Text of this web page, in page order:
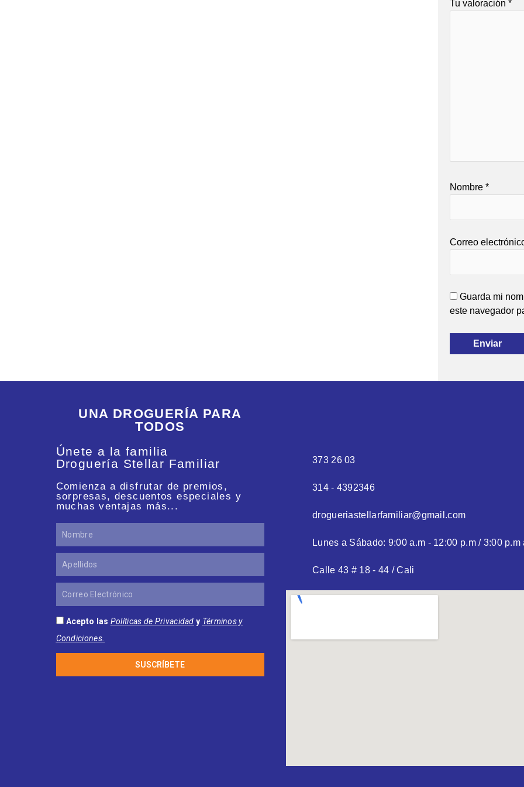
Tu valoración *
Nombre *
Correo
Guarda mi
este navegador
UNA DROGUERÍA PARA
TODOS
Únete a la familia
Droguería Stellar Familiar
Comienza a disfrutar de premios,
sorpresas, descuentos especiales y
muchas ventajas más...
Acepto las Políticas de Privacidad y Términos y
Condiciones.
SUSCRÍBETE
373 26 03
314 - 4392346
drogueriastellarfamiliar@gmail.com
Lunes a Sábado: 9:00 a.m - 12:00 p.m / 3:00 p.m
Calle 43 # 18 - 44 / Cali